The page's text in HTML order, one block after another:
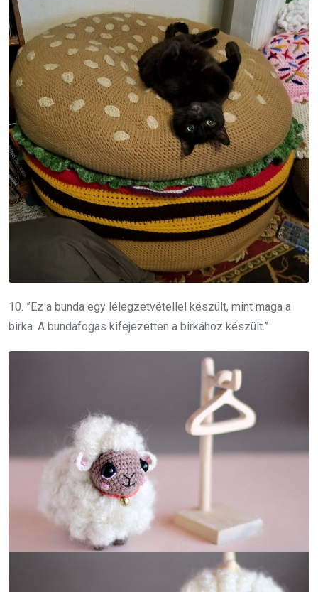
10. ”Ez a bunda egy lélegzetvétellel készült, mint maga a
birka. A bundafogas kifejezetten a birkához készült.”